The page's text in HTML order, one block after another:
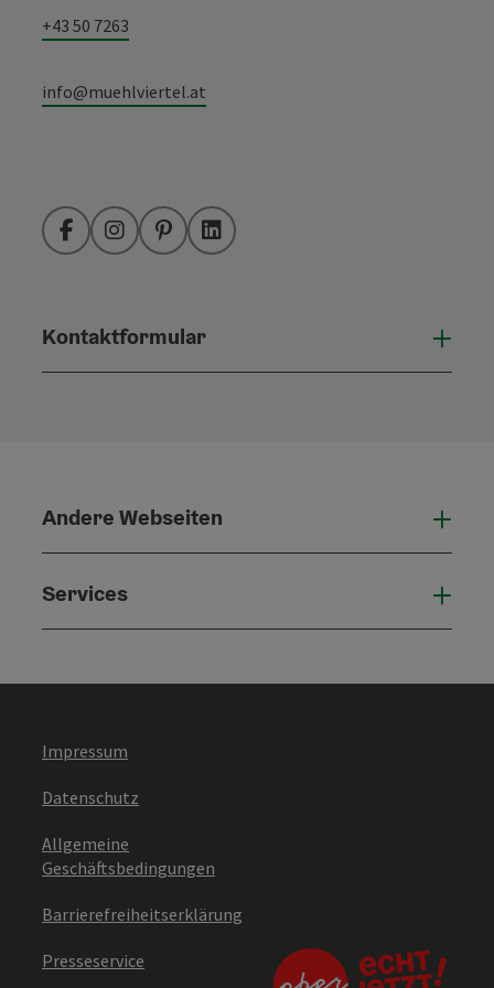
+43 50 7263
info@muehlviertel.at
FacebookInstagramPinterestLinkedIn
Kontaktformular
Andere Webseiten
Services
Impressum
Datenschutz
Allgemeine
Geschäftsbedingungen
Barrierefreiheitserklärung
Presseservice